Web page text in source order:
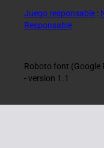
Juego responsable :
Responsable
Roboto font (Google
- version 1.1